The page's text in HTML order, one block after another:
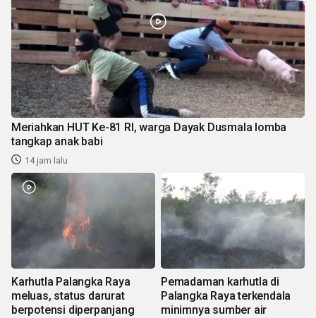
Meriahkan HUT Ke-81 RI, warga Dayak Dusmala lomba
tangkap anak babi
14 jam lalu
Karhutla Palangka Raya
meluas, status darurat
berpotensi diperpanjang
Pemadaman karhutla di
Palangka Raya terkendala
minimnya sumber air